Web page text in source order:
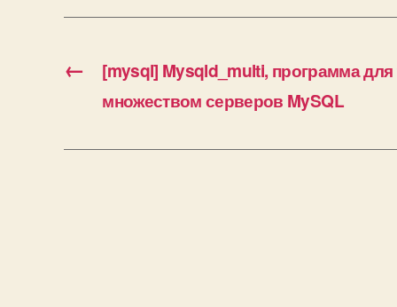
←
[mysql] Mysqld_multi, программа
множеством серверов MySQL